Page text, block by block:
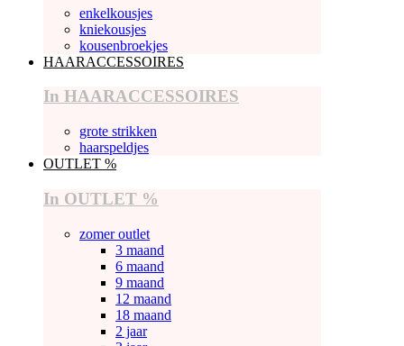
enkelkousjes
kniekousjes
kousenbroekjes
HAARACCESSOIRES
In HAARACCESSOIRES
grote strikken
haarspeldjes
OUTLET %
In OUTLET %
zomer outlet
3 maand
6 maand
9 maand
12 maand
18 maand
2 jaar